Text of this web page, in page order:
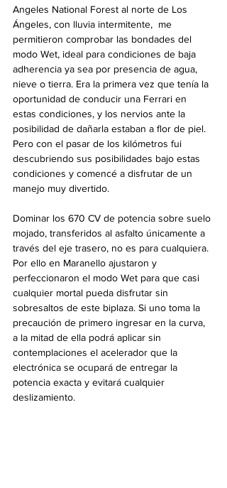
Angeles National Forest al norte de Los
Ángeles, con lluvia intermitente,  me
permitieron comprobar las bondades del
modo Wet, ideal para condiciones de baja
adherencia ya sea por presencia de agua,
nieve o tierra. Era la primera vez que tenía la
oportunidad de conducir una Ferrari en
estas condiciones, y los nervios ante la
posibilidad de dañarla estaban a flor de piel.
Pero con el pasar de los kilómetros fui
descubriendo sus posibilidades bajo estas
condiciones y comencé a disfrutar de un
manejo muy divertido.
Dominar los 670 CV de potencia sobre suelo
mojado, transferidos al asfalto únicamente a
través del eje trasero, no es para cualquiera.
Por ello en Maranello ajustaron y
perfeccionaron el modo Wet para que casi
cualquier mortal pueda disfrutar sin
sobresaltos de este biplaza. Si uno toma la
precaución de primero ingresar en la curva,
a la mitad de ella podrá aplicar sin
contemplaciones el acelerador que la
electrónica se ocupará de entregar la
potencia exacta y evitará cualquier
deslizamiento.